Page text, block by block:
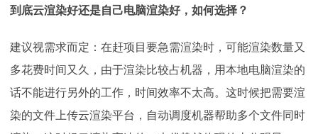
到底云渲染好还是自己电脑渲染好，如何选择？
建议视需求而定：在赶项目要急需渲染时，可能渲染数量又
多花费时间又久，由于渲染比较占机器，用本地电脑渲染的
话不能进行另外的工作，时间效率不太高。这时候把需要渲
染的文件上传云渲染平台，自动调度机器帮助多个文件同时